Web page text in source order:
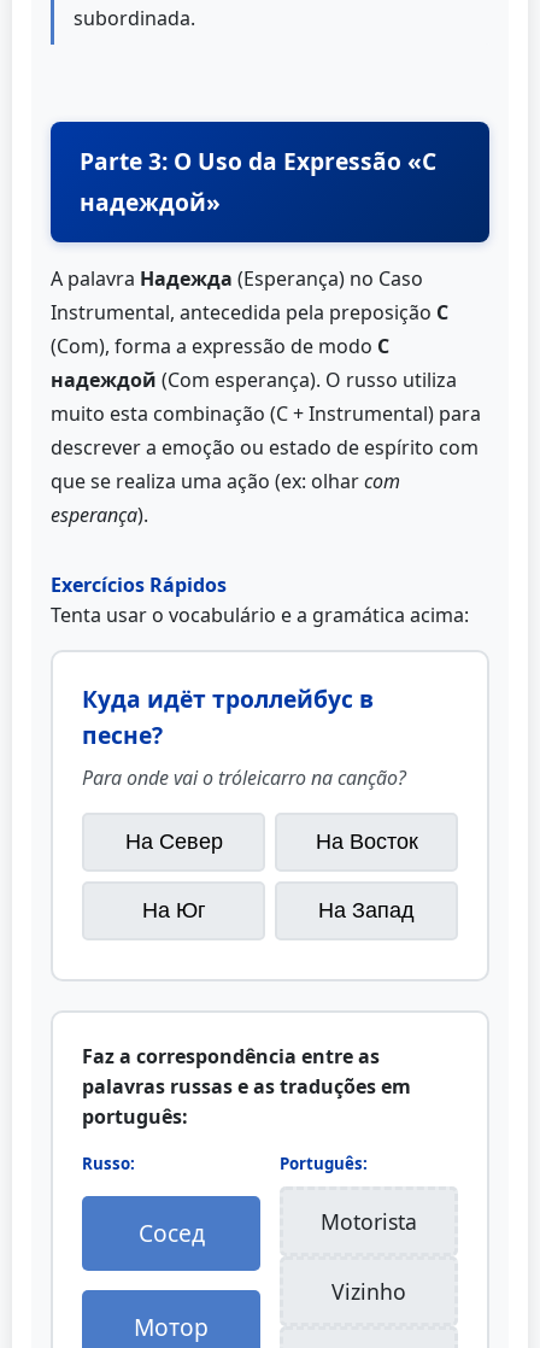
subordinada.
Parte 3: O Uso da Expressão «С
надеждой»
A palavra Надежда (Esperança) no Caso
Instrumental, antecedida pela preposição С
(Com), forma a expressão de modo С
надеждой (Com esperança). O russo utiliza
muito esta combinação (С + Instrumental) para
descrever a emoção ou estado de espírito com
que se realiza uma ação (ex: olharcom
esperança).
Exercícios Rápidos
Tenta usar o vocabulário e a gramática acima:
Куда идёт троллейбус в
песне?
Para onde vai o tróleicarro na canção?
На Север На Восток
На Юг На Запад
Faz a correspondência entre as
palavras russas e as traduções em
português:
Russo:
Сосед
Мотор
Português:
Motorista
Vizinho